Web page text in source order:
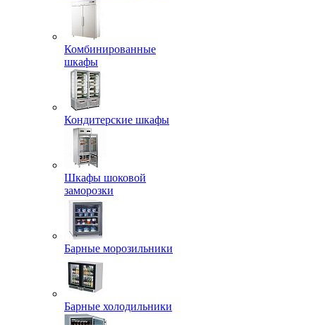
Комбинированные
шкафы
Кондитерские шкафы
Шкафы шоковой
заморозки
Барные морозильники
Барные холодильники